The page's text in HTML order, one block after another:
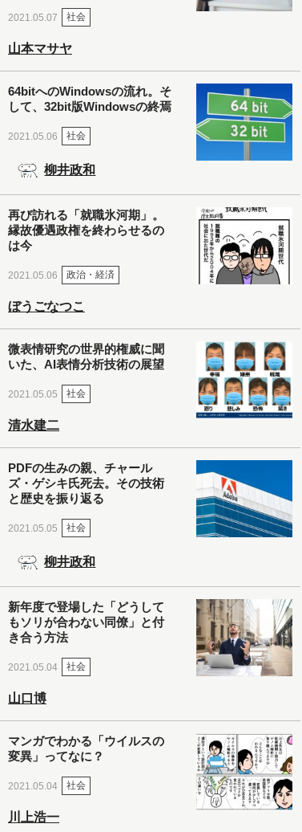
2021.05.07 社会
山本マサヤ
64bitへのWindowsの流れ。そ
して、32bit版Windowsの終焉
2021.05.06 社会
柳井政和
再び訪れる「就職氷河期」。
縁故優遇政権を終わらせるの
は今
2021.05.06 政治・経済
ぼうごなつこ
微表情研究の世界的権威に聞
いた、AI表情分析技術の展望
2021.05.05 社会
清水建二
PDFの生みの親、チャール
ズ・ゲシキ氏死去。その技術
と歴史を振り返る
2021.05.05 社会
柳井政和
新年度で登場した「どうして
もソリが合わない同僚」と付
き合う方法
2021.05.04 社会
山口博
マンガでわかる「ウイルスの
変異」ってなに？
2021.05.04 社会
川上浩一